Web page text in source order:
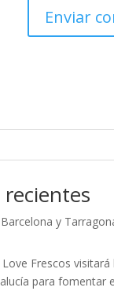
y
Frescos visitará
para fomentar